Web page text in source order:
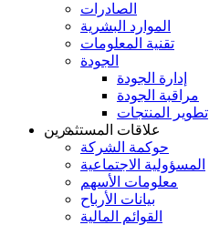
الصادرات
الموارد البشرية
تقنية المعلومات
الجودة
إدارة الجودة
مراقبة الجودة
تطوير المنتجات
علاقات المستثمرين
حوكمة الشركة
المسؤولية الاجتماعية
معلومات الأسهم
بيانات الأرباح
القوائم المالية